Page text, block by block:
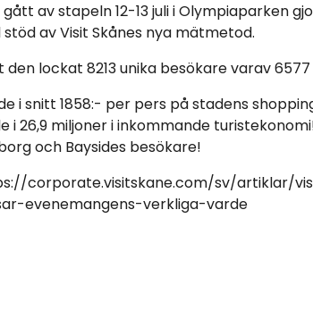
av stapeln 12-13 juli i Olympiaparken
av Visit Skånes nya mätmetod.
den lockat 8213 unika besökare varav
i snitt 1858:- per pers på stadens
i 26,9 miljoner i inkommande
och Baysides besökare!
corporate.visitskane.com/sv/artiklar/
evenemangens-verkliga-varde